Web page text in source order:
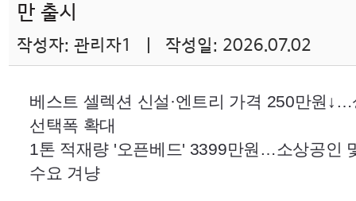
만 출시
작성자: 관리자1 | 작성일: 2026.07.02
베스트 셀렉션 신설·엔트리 가격 250만원↓…
선택폭 확대
1톤 적재량 '오픈베드' 3399만원…소상공인
수요 겨냥